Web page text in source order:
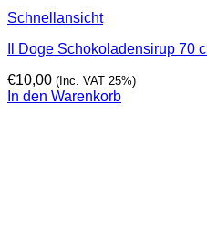
Schnellansicht
Il Doge Schokoladensirup 70 cl
€10,00 (Inc. VAT 25%)
In den Warenkorb